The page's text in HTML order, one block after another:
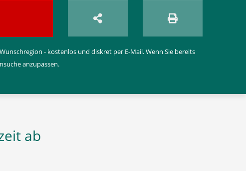
- kostenlos und diskret per E-Mail. Wenn Sie bereits
anzupassen.
ab